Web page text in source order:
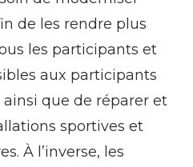
de les rendre plus
les participants et
aux participants
que de réparer et
sportives et
À l’inverse, les